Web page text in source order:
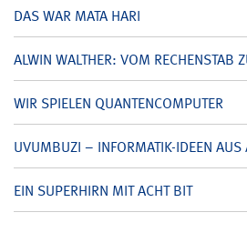
DAS WAR MATA HARI
ALWIN WALTHER: VOM RECHENSTAB
WIR SPIELEN QUANTENCOMPUTER
UVUMBUZI – INFORMATIK-IDEEN AUS
EIN SUPERHIRN MIT ACHT BIT